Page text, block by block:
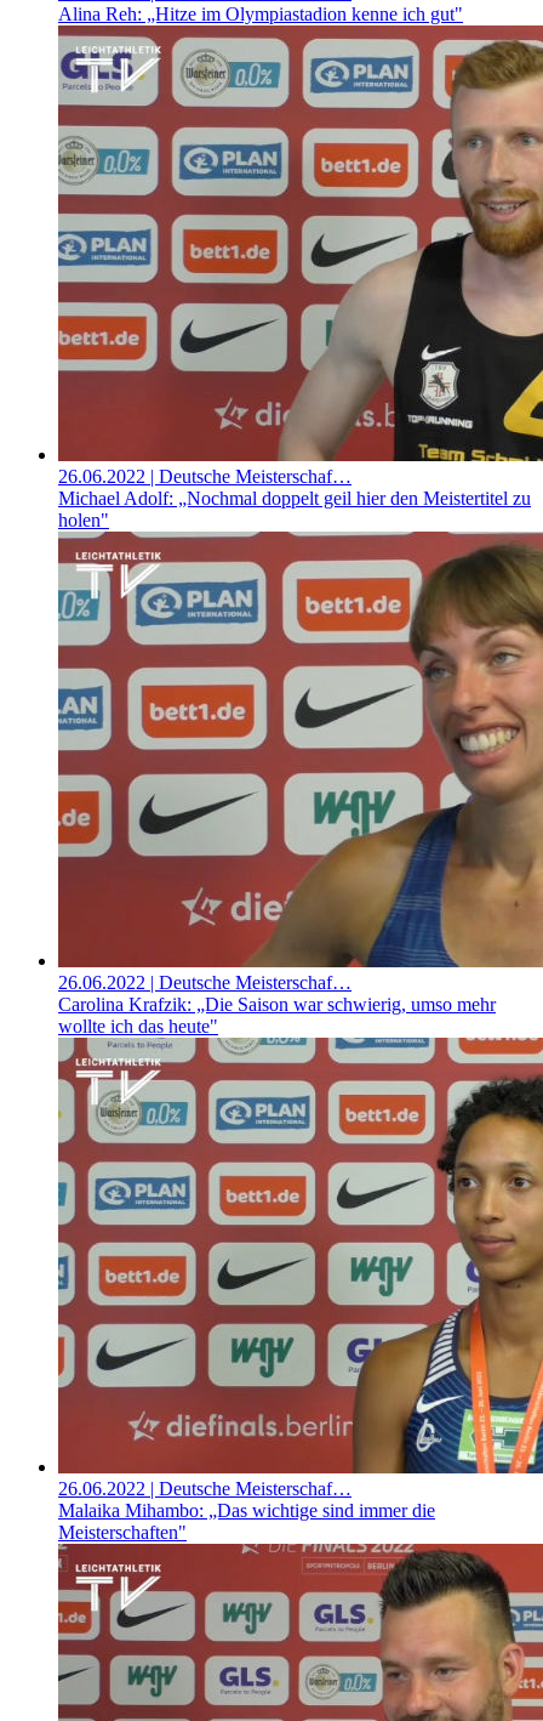
Alina Reh: „Hitze im Olympiastadion kenne ich gut"
26.06.2022 | Deutsche Meisterschaf…
Michael Adolf: „Nochmal doppelt geil hier den Meistertitel zu
holen"
26.06.2022 | Deutsche Meisterschaf…
Carolina Krafzik: „Die Saison war schwierig, umso mehr
wollte ich das heute"
26.06.2022 | Deutsche Meisterschaf…
Malaika Mihambo: „Das wichtige sind immer die
Meisterschaften"